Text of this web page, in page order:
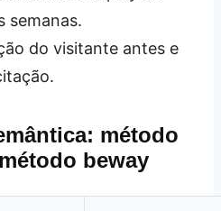
semanas.
do visitante antes e
método
beway